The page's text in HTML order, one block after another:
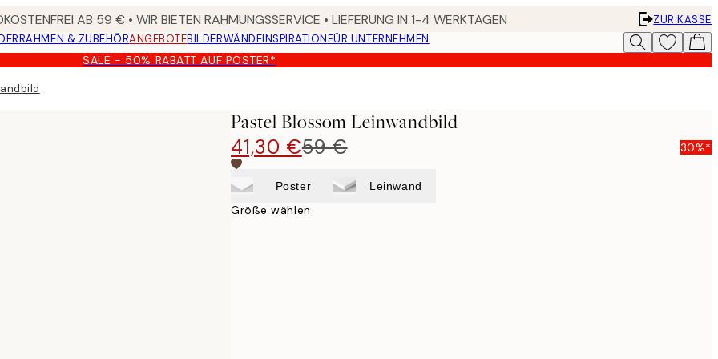
AB 59 € • WIR BIETEN RAHMUNGSSERVICE • LIEFERUNG IN 1-4 WERKTAGEN
ZUR KASSE
RAHMEN & ZUBEHÖRANGEBOTEBILDERWÄNDEINSPIRATIONFÜR UNTERNEHMEN
SALE - 50% RABATT AUF POSTER*
Pastel Blossom Leinwandbild
41,30 €59 € 30%*
Poster Leinwand
Größe wählen